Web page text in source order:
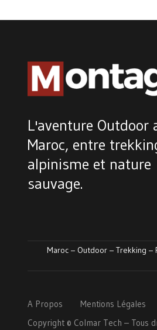
L'aventure Outdoor
Maroc, entre
alpinisme et nature
sauvage.
Maroc – Outdoor – Trekking –
A Propos Mentions Légales
Copyright © Colmar Tech – Tous